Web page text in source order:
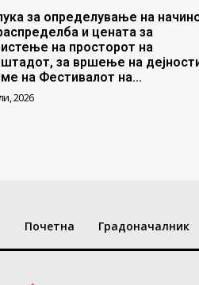
за определување на
и цената за
на просторот на
за вршење на
на Фестивалот на...
2026
Почетна Градоначалник